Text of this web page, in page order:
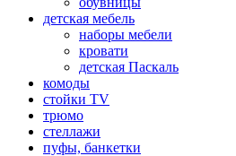
детская мебель
наборы мебели
кровати
детская Паскаль
комоды
стойки TV
трюмо
стеллажи
пуфы, банкетки